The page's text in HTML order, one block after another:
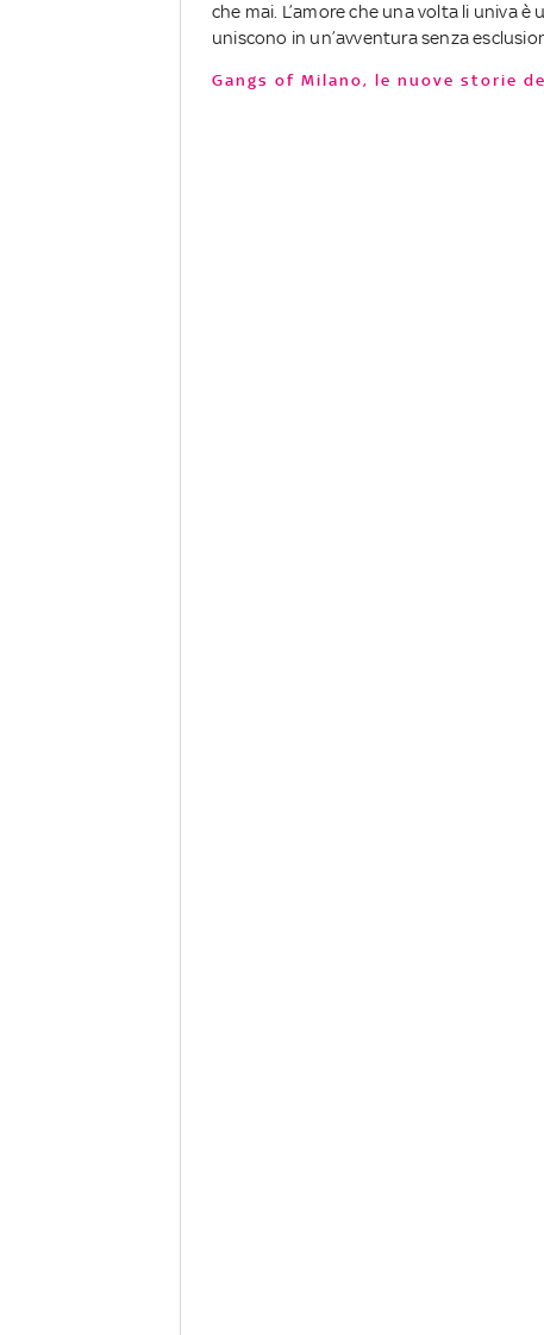
che mai. L’amore che una volta li univa
uniscono in un’avventura senza
Gangs of Milano, le nuove storie